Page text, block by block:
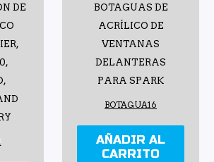
DE
BOTAGUAS DE
ACRÍLICO DE
VENTANAS
DELANTERAS
PARA SPARK
BOTAGUA16
AÑADIR AL
CARRITO